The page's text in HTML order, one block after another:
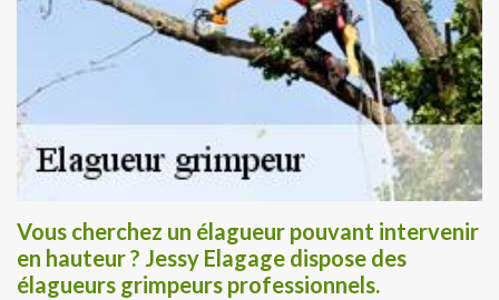
Vous cherchez un élagueur pouvant intervenir
en hauteur ? Jessy Elagage dispose des
élagueurs grimpeurs professionnels.